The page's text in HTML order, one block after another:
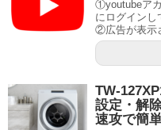
①youtubeア
にログインし
②広告が表示
TW-
設定・解
速攻で簡